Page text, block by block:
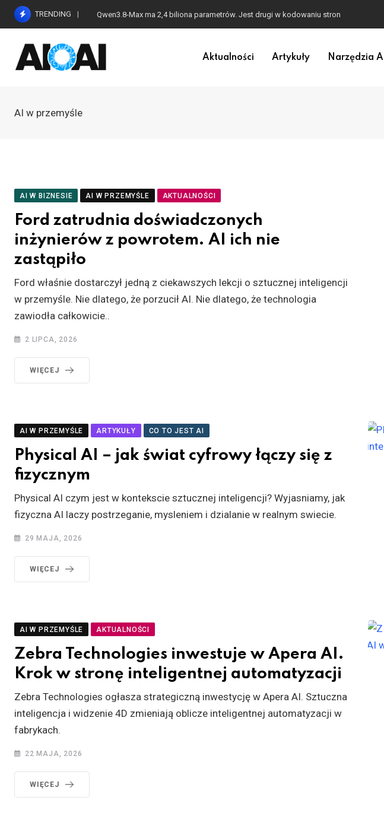
Skip
content
TRENDING Qwen3.8-Max ma 2,4 biliona parametrów. Jest drugi w kodowaniu stron
Aktualności Artykuły Narzędzia AI
AI w przemyśle
AI W BIZNESIE AI W PRZEMYŚLE AKTUALNOŚCI
Ford zatrudnia doświadczonych
inżynierów z powrotem. AI ich nie
zastąpiło
Ford właśnie dostarczył jedną z ciekawszych lekcji o sztucznej inteligencji
w przemyśle. Nie dlatego, że porzucił AI. Nie dlatego, że technologia
zawiodła całkowicie..
2 LIPCA, 2026
WIĘCEJ
AI W PRZEMYŚLE ARTYKUŁY CO TO JEST AI
Physical AI – jak świat cyfrowy łączy się z
fizycznym
Physical AI czym jest w kontekscie sztucznej inteligencji? Wyjasniamy, jak
fizyczna AI laczy postrzeganie, mysleniem i dzialanie w realnym swiecie.
29 MAJA, 2026
WIĘCEJ
AI W PRZEMYŚLE AKTUALNOŚCI
Zebra Technologies inwestuje w Apera AI.
Krok w stronę inteligentnej automatyzacji
Zebra Technologies ogłasza strategiczną inwestycję w Apera AI. Sztuczna
inteligencja i widzenie 4D zmieniają oblicze inteligentnej automatyzacji w
fabrykach.
22 MAJA, 2026
WIĘCEJ